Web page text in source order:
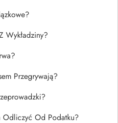
Wykładziny?
Przegrywają?
Odliczyć Od Podatku?